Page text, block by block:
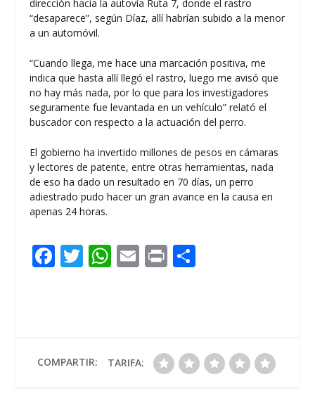
dirección hacia la autovía Ruta 7, donde el rastro
“desaparece”, según Díaz, allí habrían subido a la menor
a un automóvil.
“Cuando llega, me hace una marcación positiva, me
indica que hasta allí llegó el rastro, luego me avisó que
no hay más nada, por lo que para los investigadores
seguramente fue levantada en un vehículo” relató el
buscador con respecto a la actuación del perro.
El gobierno ha invertido millones de pesos en cámaras
y lectores de patente, entre otras herramientas, nada
de eso ha dado un resultado en 70 días, un perro
adiestrado pudo hacer un gran avance en la causa en
apenas 24 horas.
F
o
o
T W
A
p
E Pr
ar
ti
COMPARTIR: TARIFA: